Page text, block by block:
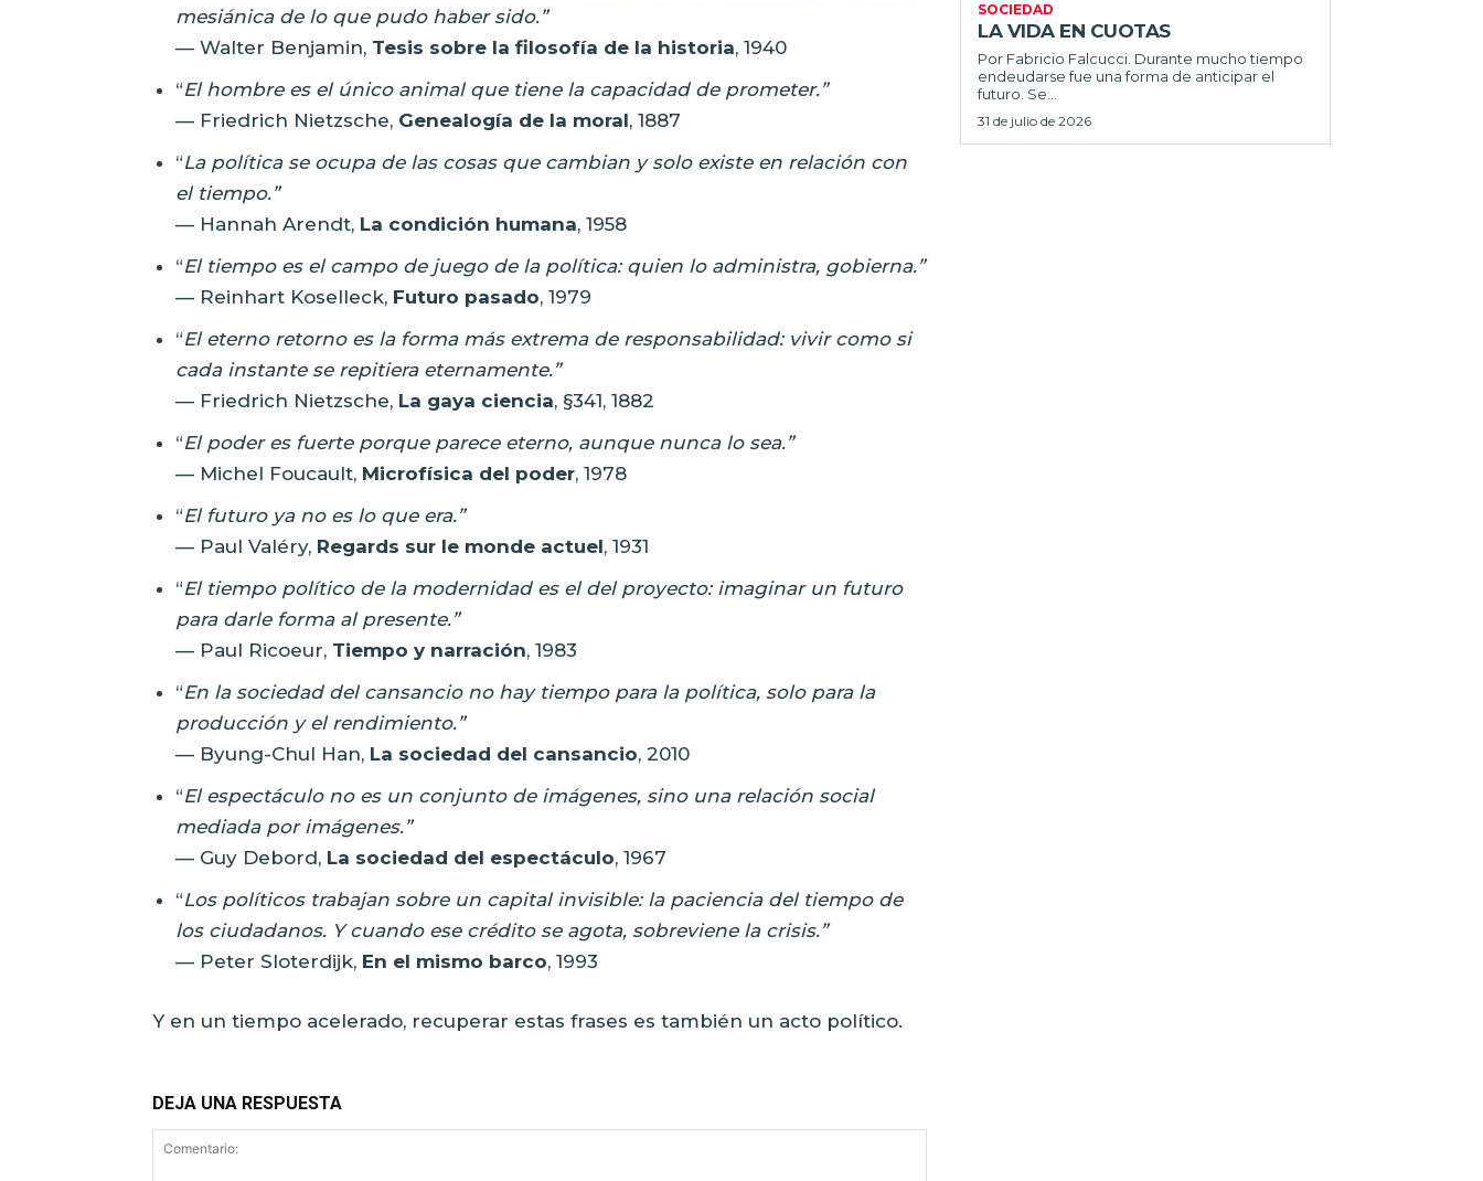
mesiánica de lo que pudo haber sido.”
— Walter Benjamin, Tesis sobre la filosofía de la historia, 1940
“El hombre es el único animal que tiene la capacidad de prometer.”
— Friedrich Nietzsche, Genealogía de la moral, 1887
“La política se ocupa de las cosas que cambian y solo existe en relación con
el tiempo.”
— Hannah Arendt, La condición humana, 1958
“El tiempo es el campo de juego de la política: quien lo administra, gobierna.”
— Reinhart Koselleck, Futuro pasado, 1979
“El eterno retorno es la forma más extrema de responsabilidad: vivir como si
cada instante se repitiera eternamente.”
— Friedrich Nietzsche, La gaya ciencia, §341, 1882
“El poder es fuerte porque parece eterno, aunque nunca lo sea.”
— Michel Foucault, Microfísica del poder, 1978
“El futuro ya no es lo que era.”
— Paul Valéry, Regards sur le monde actuel, 1931
“El tiempo político de la modernidad es el del proyecto: imaginar un futuro
para darle forma al presente.”
— Paul Ricoeur, Tiempo y narración, 1983
“En la sociedad del cansancio no hay tiempo para la política, solo para la
producción y el rendimiento.”
— Byung-Chul Han, La sociedad del cansancio, 2010
“El espectáculo no es un conjunto de imágenes, sino una relación social
mediada por imágenes.”
— Guy Debord, La sociedad del espectáculo, 1967
“Los políticos trabajan sobre un capital invisible: la paciencia del tiempo de
los ciudadanos. Y cuando ese crédito se agota, sobreviene la crisis.”
— Peter Sloterdijk, En el mismo barco, 1993
Y en un tiempo acelerado, recuperar estas frases es también un acto político.
DEJA UNA RESPUESTA
SOCIEDAD
LA VIDA EN CUOTAS
Por Fabricio Falcucci. Durante mucho tiempo
endeudarse fue una forma de anticipar el
futuro. Se...
31 de julio de 2026